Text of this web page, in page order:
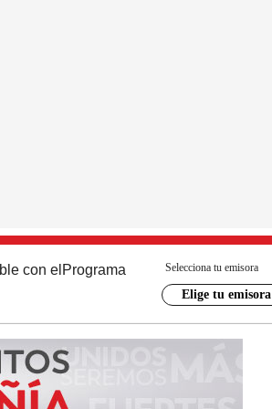
con el Programa Selecciona tu emisora
Elige tu emisora